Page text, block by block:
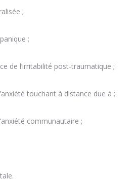
;
;
de l’irritabilité post-traumatique ;
touchant à distance due à ;
communautaire ;